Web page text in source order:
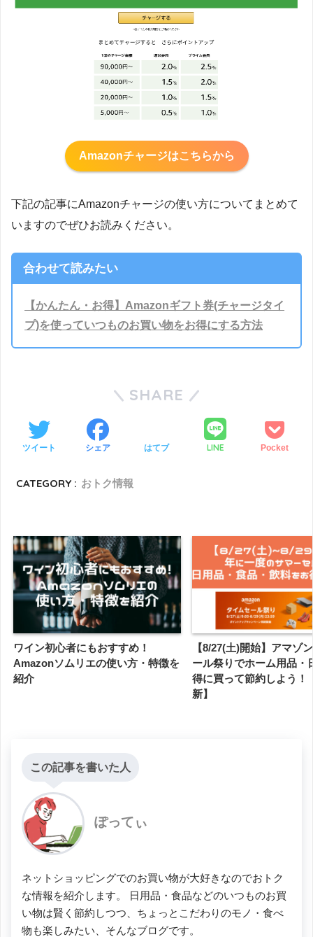
Amazonチャージはこちらから
下記の記事にAmazonチャージの使い方についてまとめて
いますのでぜひお読みください。
合わせて読みたい
【かんたん・お得】Amazonギフト券(チャージタイ
プ)を使っていつものお買い物をお得にする方法
SHARE
ツイート シェア はてブ LINE Pocket
CATEGORY : おトク情報
ワイン初心者にもおすすめ！
Amazonソムリエの使い方・特徴を
紹介
【8/27(土)開始】アマゾ
ール祭りでホーム用品・
得に買って節約しよう！
新】
この記事を書いた人
ぽってぃ
ネットショッピングでのお買い物が大好きなのでおトク
な情報を紹介します。 日用品・食品などのいつものお買
い物は賢く節約しつつ、ちょっとこだわりのモノ・食べ
物も楽しみたい、そんなブログです。